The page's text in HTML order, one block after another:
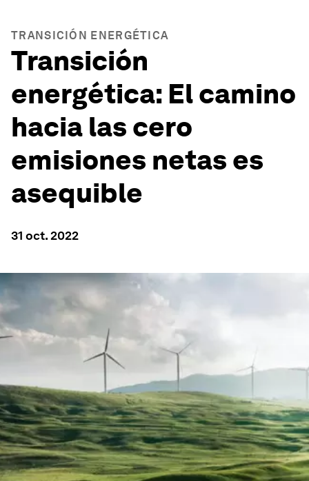
TRANSICIÓN ENERGÉTICA
Transición
energética: El camino
hacia las cero
emisiones netas es
asequible
31 oct. 2022